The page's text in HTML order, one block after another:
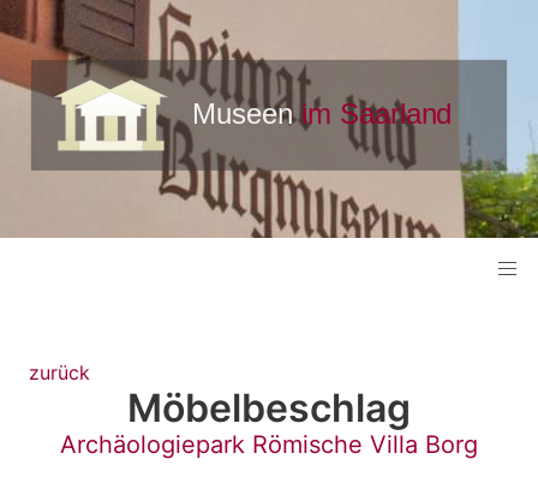
zurück
Möbelbeschlag
Archäologiepark Römische Villa Borg